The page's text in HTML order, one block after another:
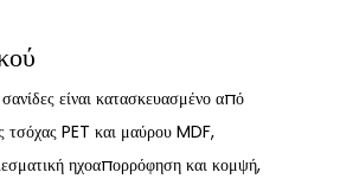
είναι κατασκευασμένο από
τσόχας PET και μαύρου MDF,
ηχοαπορρόφηση και κομψή,